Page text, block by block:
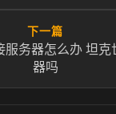
下一篇
服务器怎么办 坦克
器吗